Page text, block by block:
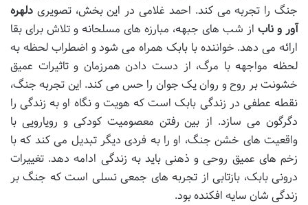
جنگ را تجربه می کند. احمد غلامی در این بخش، تصویری دلهره
آور و ناب از شب های جبهه، مبارزه های مسلحانه و تلاش برای بقا
ارائه می دهد. خواننده با بابک همراه می شود و اضطراب لحظه به
لحظه مواجهه با مرگ، از دست دادن همرزمان و تاثیرات عمیق
خشونت بر روح و روان یک جوان را حس می کند. این تجربه جنگ،
نقطه عطفی در زندگی بابک است که هویت و نگاه او به زندگی را
دگرگون می سازد. از بین رفتن معصومیت کودکی و رویارویی با
واقعیت های خشن جنگ، او را به فردی دیگر تبدیل می کند که با
زخم های عمیق روحی و ذهنی باید به زندگی ادامه دهد. تغییرات
درونی بابک، بازتابی از تجربه های جمعی نسلی است که جنگ بر
زندگی شان سایه افکنده بود.